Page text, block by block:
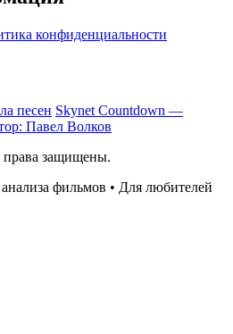
конфиденциальности
песен Skynet Countdown —
Павел Волков
права защищены.
фильмов • Для любителей